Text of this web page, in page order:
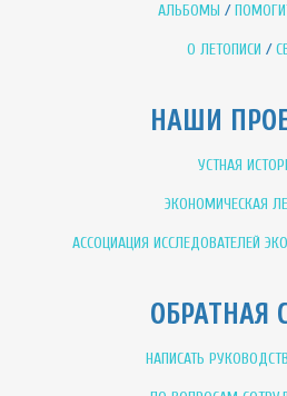
АЛЬБОМЫ /
О ЛЕТОПИСИ /
НАШИ
УСТНАЯ
ЭКОНОМИЧЕСКАЯ
АССОЦИАЦИЯ ИССЛЕДОВАТЕЛЕЙ
ОБРАТНАЯ
НАПИСАТЬ